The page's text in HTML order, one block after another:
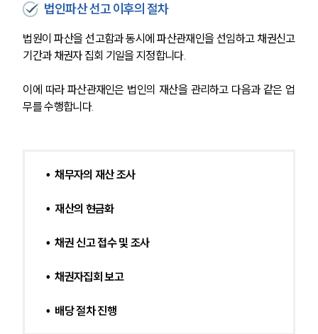
법인파산 선고 이후의 절차
법원이 파산을 선고함과 동시에 파산관재인을 선임하고 채권신고
기간과 채권자 집회 기일을 지정합니다.
이에 따라 파산관재인은 법인의 재산을 관리하고 다음과 같은 업
무를 수행합니다.
•  채무자의 재산 조사
•  재산의 현금화
•  채권 신고 접수 및 조사
•  채권자집회 보고
•  배당 절차 진행